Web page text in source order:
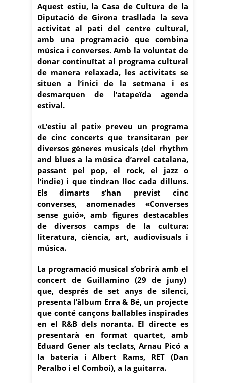
Aquest estiu, la Casa de Cultura de la
Diputació de Girona trasllada la seva
activitat al pati del centre cultural,
amb una programació que combina
música i converses. Amb la voluntat de
donar continuïtat al programa cultural
de manera relaxada, les activitats se
situen a l’inici de la setmana i es
desmarquen de l’atapeïda agenda
estival.
«L’estiu al pati» preveu un programa
de cinc concerts que transitaran per
diversos gèneres musicals (del rhythm
and blues a la música d’arrel catalana,
passant pel pop, el rock, el jazz o
l’indie) i que tindran lloc cada dilluns.
Els dimarts s’han previst cinc
converses, anomenades «Converses
sense guió», amb figures destacables
de diversos camps de la cultura:
literatura, ciència, art, audiovisuals i
música.
La programació musical s’obrirà amb el
concert de Guillamino (29 de juny)
que, després de set anys de silenci,
presenta l’àlbum Erra & Bé, un projecte
que conté cançons ballables inspirades
en el R&B dels noranta. El directe es
presentarà en format quartet, amb
Eduard Gener als teclats, Arnau Picó a
la bateria i Albert Rams, RET (Dan
Peralbo i el Comboi), a la guitarra.